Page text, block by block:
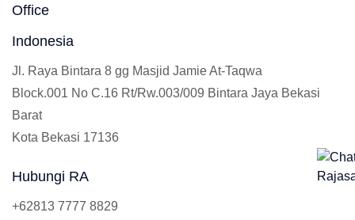
Office
Indonesia
Jl. Raya Bintara 8 gg Masjid Jamie At-Taqwa
Block.001 No C.16 Rt/Rw.003/009 Bintara Jaya Bekasi
Barat
Kota Bekasi 17136
Hubungi RA
+62813 7777 8829